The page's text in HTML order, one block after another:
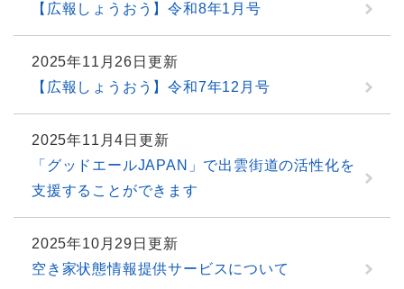
【広報しょうおう】令和8年1月号
2025年11月26日更新
【広報しょうおう】令和7年12月号
2025年11月4日更新
「グッドエールJAPAN」で出雲街道の活性化を
支援することができます
2025年10月29日更新
空き家状態情報提供サービスについて